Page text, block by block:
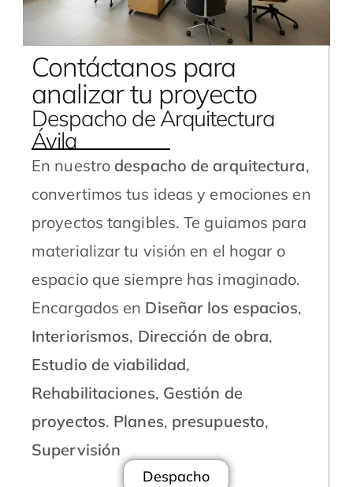
Contáctanos para
analizar tu proyecto
Despacho de Arquitectura
Ávila
En nuestro despacho de arquitectura,
convertimos tus ideas y emociones en
proyectos tangibles. Te guiamos para
materializar tu visión en el hogar o
espacio que siempre has imaginado.
Encargados en Diseñar los espacios,
Interiorismos, Dirección de obra,
Estudio de viabilidad,
Rehabilitaciones, Gestión de
proyectos. Planes, presupuesto,
Supervisión
Despacho